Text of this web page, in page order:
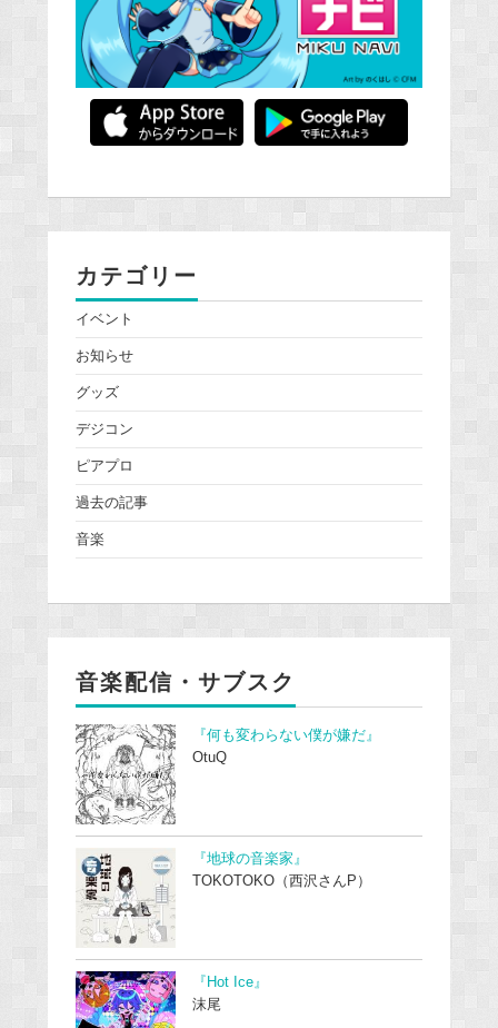
カテゴリー
イベント
お知らせ
グッズ
デジコン
ピアプロ
過去の記事
音楽
音楽配信・サブスク
『何も変わらない僕が嫌だ』
OtuQ
『地球の音楽家』
TOKOTOKO（西沢さんP）
『Hot Ice』
沫尾